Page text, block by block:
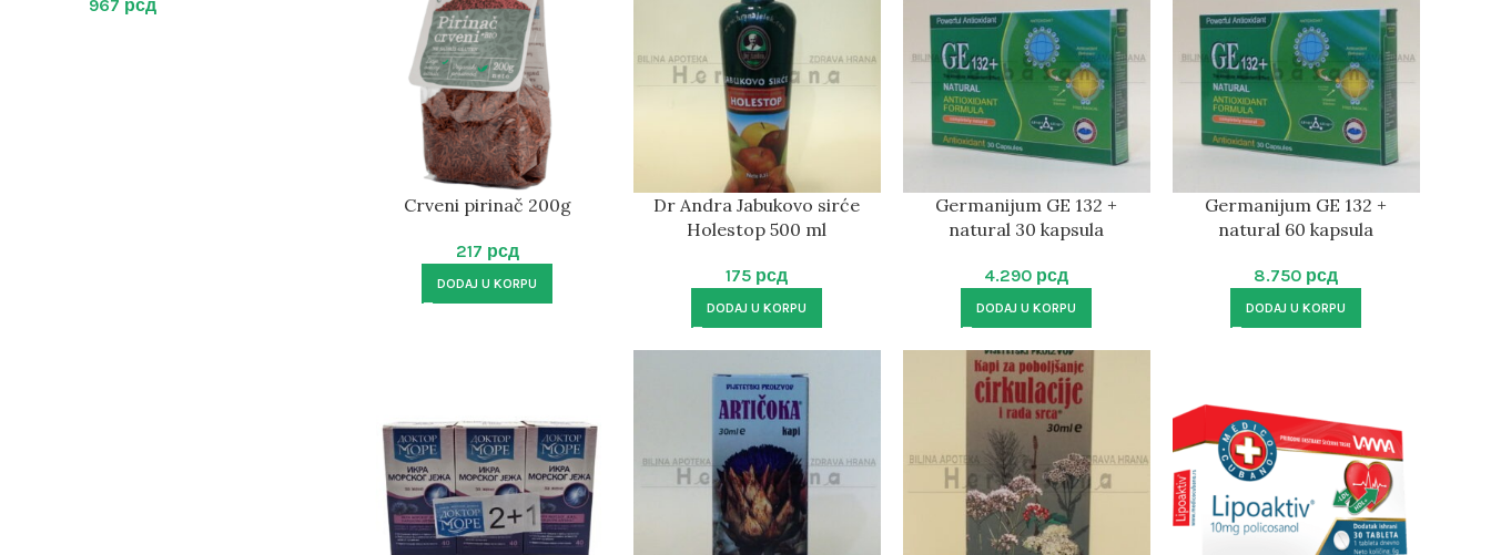
967 рсд
Crveni pirinač 200g
217 рсд
DODAJ U KORPU
Dr Andra Jabukovo sirće
Holestop 500 ml
175 рсд
DODAJ U KORPU
Germanijum GE 132 +
natural 30 kapsula
4.290 рсд
DODAJ U KORPU
Germanijum GE 132 +
natural 60 kapsula
8.750 рсд
DODAJ U KORPU